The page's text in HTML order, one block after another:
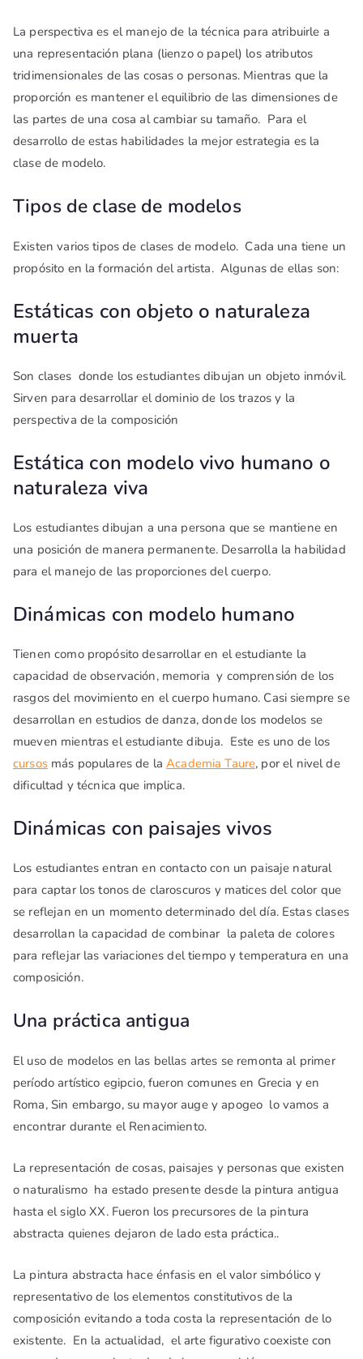
La perspectiva es el manejo de la técnica para atribuirle a
una representación plana (lienzo o papel) los atributos
tridimensionales de las cosas o personas. Mientras que la
proporción es mantener el equilibrio de las dimensiones de
las partes de una cosa al cambiar su tamaño. Para el
desarrollo de estas habilidades la mejor estrategia es la
clase de modelo.
Tipos de clase de modelos
Existen varios tipos de clases de modelo. Cada una tiene un
propósito en la formación del artista. Algunas de ellas son:
Estáticas con objeto o naturaleza
muerta
Son clases donde los estudiantes dibujan un objeto inmóvil.
Sirven para desarrollar el dominio de los trazos y la
perspectiva de la composición
Estática con modelo vivo humano o
naturaleza viva
Los estudiantes dibujan a una persona que se mantiene en
una posición de manera permanente. Desarrolla la habilidad
para el manejo de las proporciones del cuerpo.
Dinámicas con modelo humano
Tienen como propósito desarrollar en el estudiante la
capacidad de observación, memoria y comprensión de los
rasgos del movimiento en el cuerpo humano. Casi siempre se
desarrollan en estudios de danza, donde los modelos se
mueven mientras el estudiante dibuja. Este es uno de los
cursosmás populares de laAcademia Taure, por el nivel de
dificultad y técnica que implica.
Dinámicas con paisajes vivos
Los estudiantes entran en contacto con un paisaje natural
para captar los tonos de claroscuros y matices del color que
se reflejan en un momento determinado del día. Estas clases
desarrollan la capacidad de combinar la paleta de colores
para reflejar las variaciones del tiempo y temperatura en una
composición.
Una práctica antigua
El uso de modelos en las bellas artes se remonta al primer
período artístico egipcio, fueron comunes en Grecia y en
Roma, Sin embargo, su mayor auge y apogeo lo vamos a
encontrar durante el Renacimiento.
La representación de cosas, paisajes y personas que existen
o naturalismo ha estado presente desde la pintura antigua
hasta el siglo XX. Fueron los precursores de la pintura
abstracta quienes dejaron de lado esta práctica..
La pintura abstracta hace énfasis en el valor simbólico y
representativo de los elementos constitutivos de la
composición evitando a toda costa la representación de lo
existente. En la actualidad, el arte figurativo coexiste con